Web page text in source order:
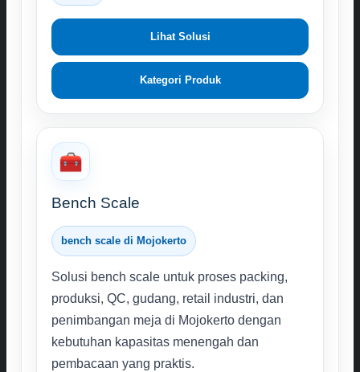
Lihat Solusi
Kategori Produk
🧰
Bench Scale
bench scale di Mojokerto
Solusi bench scale untuk proses packing,
produksi, QC, gudang, retail industri, dan
penimbangan meja di Mojokerto dengan
kebutuhan kapasitas menengah dan
pembacaan yang praktis.